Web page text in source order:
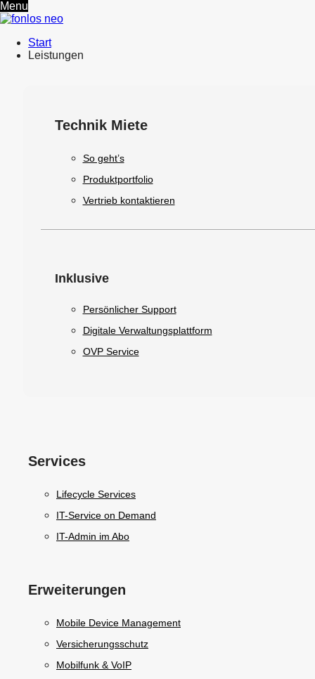
Menu
Start
Leistungen
Technik Miete
So geht’s
Produktportfolio
Vertrieb kontaktieren
Inklusive
Persönlicher Support
Digitale Verwaltungsplattform
OVP Service
Services
Lifecycle Services
IT-Service on Demand
IT-Admin im Abo
Erweiterungen
Mobile Device Management
Versicherungsschutz
Mobilfunk & VoIP